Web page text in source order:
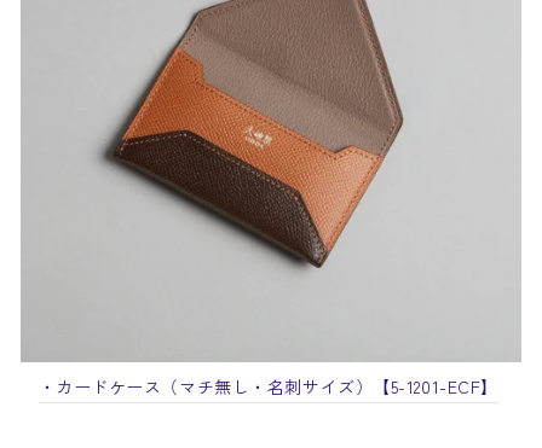
・カードケース（マチ無し・名刺サイズ） 【5-1201-ECF】